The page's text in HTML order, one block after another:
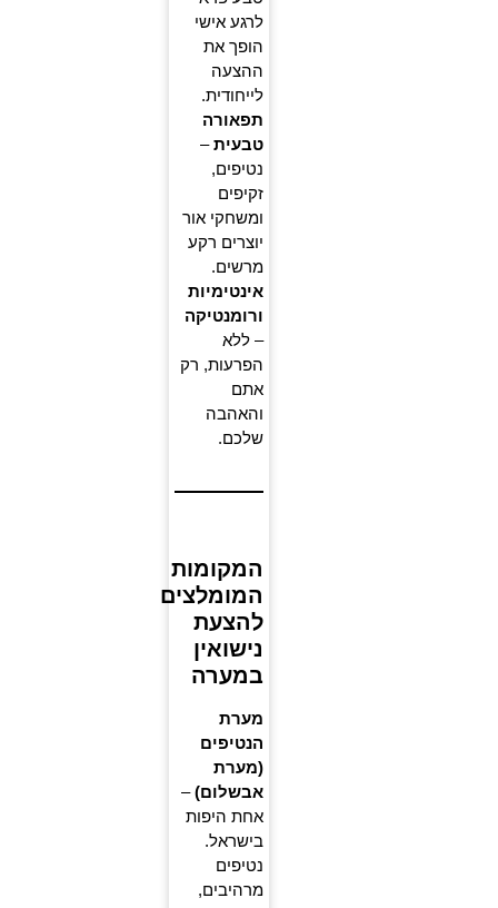
לרגע אישי
הופך את
ההצעה
לייחודית.
תפאורה
טבעית–
נטיפים,
זקיפים
ומשחקי אור
יוצרים רקע
מרשים.
אינטימיות
ורומנטיקה
– ללא
הפרעות, רק
אתם
והאהבה
שלכם.
המקומות
המומלצים
להצעת
נישואין
במערה
מערת
הנטיפים
(מערת
אבשלום)–
אחת היפות
בישראל.
נטיפים
מרהיבים,